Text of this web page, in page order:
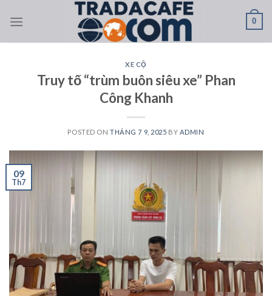
0
XE CỘ
Truy tố “trùm buôn siêu xe” Phan
Công Khanh
POSTED ONTHÁNG 7 9, 2025 BY ADMIN
09
Th7